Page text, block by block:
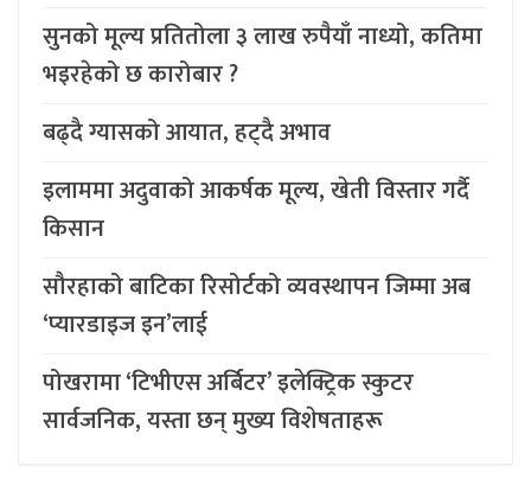
सुनको मूल्य प्रतितोला ३ लाख रुपैयाँ नाध्यो, कतिमा
भइरहेको छ कारोबार ?
बढ्दै ग्यासको आयात, हट्दै अभाव
इलाममा अदुवाको आकर्षक मूल्य, खेती विस्तार गर्दै
किसान
सौरहाको बाटिका रिसोर्टको व्यवस्थापन जिम्मा अब
‘प्यारडाइज इन’लाई
पोखरामा ‘टिभीएस अर्बिटर’ इलेक्ट्रिक स्कुटर
सार्वजनिक, यस्ता छन् मुख्य विशेषताहरू